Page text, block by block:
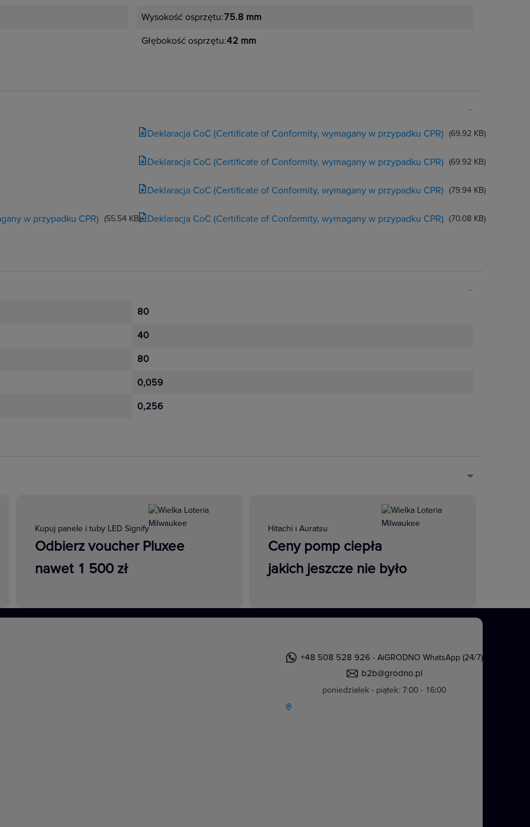
będziesz miał
płaskie
przestrzeni
dzięki całemu spektrum funkcji sterowania. Korzystaj z większego komfortu, bezpieczeństwa i
LED w łącznikach podświetlanych i ze wskaźnikiem zapewnia optymalną
telewizji, telefonu i Internetu oraz przesyłanie sygnału A/V do projektora
lub monitora.
Zobacz więcej
na pogodę
do Twoich
i akcesoria pozwalające na uzyskanie stopnia ochrony IP44 w standardowym kolorze
Wysokość osprzętu:75.8 mm
Głębokość osprzętu:42 mm
w przypadku CPR) (55.54 KB)
Deklaracja CoC (Certificate of Conformity, wymagany w przypadku CPR) (69.92 KB)
Deklaracja CoC (Certificate of Conformity, wymagany w przypadku CPR) (69.92 KB)
Deklaracja CoC (Certificate of Conformity, wymagany w przypadku CPR) (79.94 KB)
Deklaracja CoC (Certificate of Conformity, wymagany w przypadku CPR) (70.08 KB)
80
40
80
0,059
0,256
Kupuj panele i tuby LED Signify
Odbierz voucher Pluxee
nawet 1 500 zł
Hitachi i Auratsu
Ceny pomp ciepła
jakich jeszcze nie było
+48 508 528 926 - AiGRODNO WhatsApp (24/7)
b2b@grodno.pl
poniedziałek - piątek: 7:00 - 16:00